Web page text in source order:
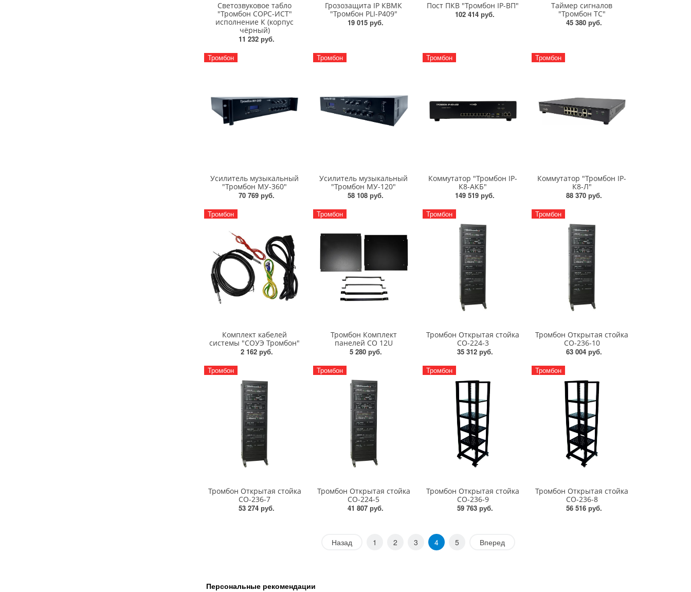
Светозвуковое табло
"Тромбон СОРС-ИСТ"
исполнение К (корпус
чёрный)
11 232 руб.
Грозозащита IP КВМК
"Тромбон PLI-P409"
19 015 руб.
Пост ПКВ "Тромбон IP-ВП"
102 414 руб.
Таймер сигналов
"Тромбон ТС"
45 380 руб.
Тромбон
Усилитель музыкальный
"Тромбон МУ-360"
70 769 руб.
Тромбон
Усилитель музыкальный
"Тромбон МУ-120"
58 108 руб.
Тромбон
Коммутатор "Тромбон IP-
К8-АКБ"
149 519 руб.
Тромбон
Коммутатор "Тромбон IP-
К8-Л"
88 370 руб.
Тромбон
Комплект кабелей
системы "СОУЭ Тромбон"
2 162 руб.
Тромбон
Тромбон Комплект
панелей СО 12U
5 280 руб.
Тромбон
Тромбон Открытая стойка
СО-224-3
35 312 руб.
Тромбон
Тромбон Открытая стойка
СО-236-10
63 004 руб.
Тромбон
Тромбон Открытая стойка
СО-236-7
53 274 руб.
Тромбон
Тромбон Открытая стойка
СО-224-5
41 807 руб.
Тромбон
Тромбон Открытая стойка
СО-236-9
59 763 руб.
Тромбон
Тромбон Открытая стойка
СО-236-8
56 516 руб.
Назад 1 2 3 4 5 Вперед
Персональные рекомендации